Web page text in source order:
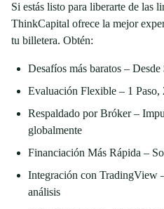
Si estás listo para liberarte de las
ThinkCapital ofrece la mejor
tu billetera. Obtén:
Desafíos más baratos –
Evaluación Flexible – 1 Paso,
Respaldado por Bróker –
globalmente
Financiación Más Rápida –
Integración con TradingView
análisis